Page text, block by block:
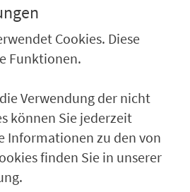
Groß­raum
130 Ver­kehrs­un­
1.100 Linien. Eine Fahr­kar­te.
Cookies. Diese
Funktionen.
Verwendung der nicht
können Sie jederzeit
Informationen zu den von
finden Sie in unserer